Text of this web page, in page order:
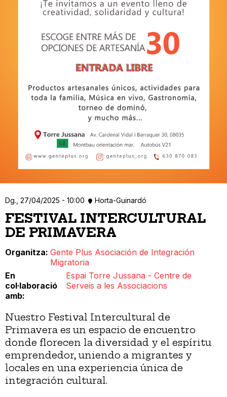
Dg., 27/04/2025 - 10:00 Horta-Guinardó
FESTIVAL INTERCULTURAL
DE PRIMAVERA
Organitza Gente Plus Asociación de Integración
Migratoria
En
col·laboració
amb
Espai Torre Jussana - Centre de
Serveis a les Associacions
Nuestro Festival Intercultural de
Primavera es un espacio de encuentro
donde florecen la diversidad y el espíritu
emprendedor, uniendo a migrantes y
locales en una experiencia única de
integración cultural.